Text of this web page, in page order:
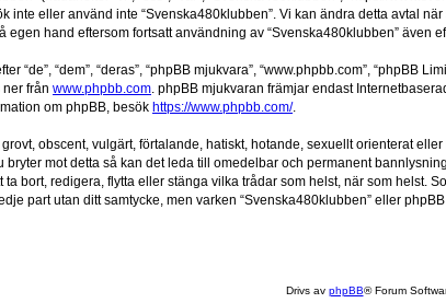
inte eller använd inte “Svenska480klubben”. Vi kan ändra detta avtal
hand eftersom fortsatt användning av “Svenska480klubben”
“de”, “dem”, “deras”, “phpBB mjukvara”, “www.phpbb.com”, “phpBB
ner från www.phpbb.com. phpBB mjukvaran främjar endast
om phpBB, besök https://www.phpbb.com/.
obscent, vulgärt, förtalande, hatiskt, hotande, sexuellt orienterat
mot detta så kan det leda till omedelbar och permanent
ta bort, redigera, flytta eller stänga vilka trådar som helst, när som
part utan ditt samtycke, men varken “Svenska480klubben” eller
Drivs av phpBB® Forum